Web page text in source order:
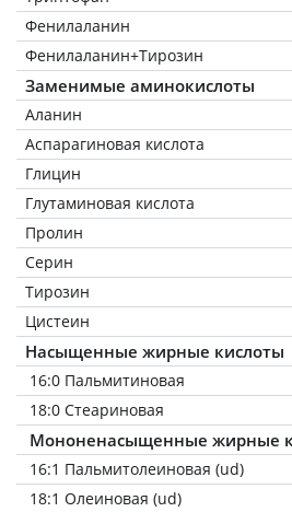
Фенилаланин
Фенилаланин+Тирозин
Заменимые аминокислоты
Аланин
Аспарагиновая кислота
Глицин
Глутаминовая кислота
Пролин
Серин
Тирозин
Цистеин
Насыщенные жирные кислоты
16:0 Пальмитиновая
18:0 Стеариновая
Мононенасыщенные жирные
16:1 Пальмитолеиновая (ud)
18:1 Олеиновая (ud)